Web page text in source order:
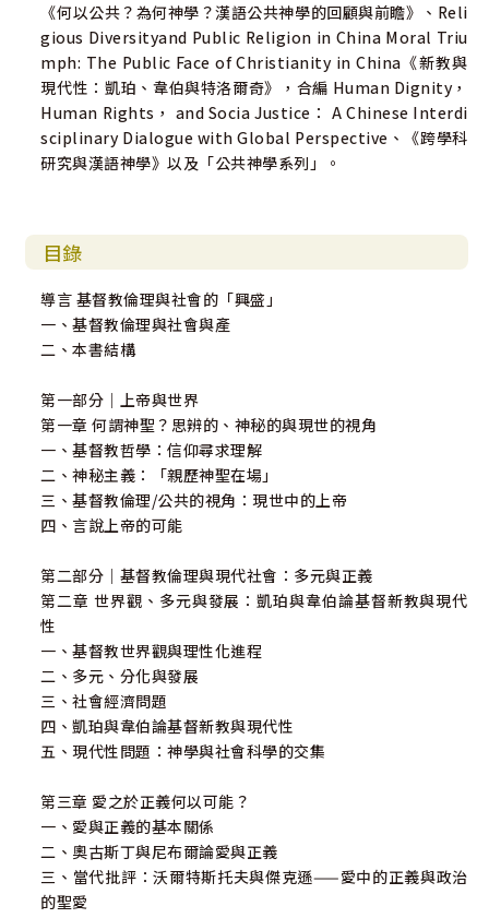
《何以公共？為何神學？漢語公共神學的回顧與前瞻》、Reli
gious Diversityand Public Religion in China Moral Triu
mph: The Public Face of Christianity in China《新教與
現代性：凱珀、韋伯與特洛爾奇》，合編 Human Dignity，
Human Rights， and Socia Justice： A Chinese Interdi
sciplinary Dialogue with Global Perspective、《跨學科
研究與漢語神學》以及「公共神學系列」。
目錄
導言 基督教倫理與社會的「興盛」
一、基督教倫理與社會與產
二、本書結構
第一部分｜上帝與世界
第一章 何謂神聖？思辨的、神秘的與現世的視角
一、基督教哲學：信仰尋求理解
二、神秘主義：「親歷神聖在場」
三、基督教倫理/公共的視角：現世中的上帝
四、言說上帝的可能
第二部分｜基督教倫理與現代社會：多元與正義
第二章 世界觀、多元與發展：凱珀與韋伯論基督新教與現代
性
一、基督教世界觀與理性化進程
二、多元、分化與發展
三、社會經濟問題
四、凱珀與韋伯論基督新教與現代性
五、現代性問題：神學與社會科學的交集
第三章 愛之於正義何以可能？
一、愛與正義的基本關係
二、奧古斯丁與尼布爾論愛與正義
三、當代批評：沃爾特斯托夫與傑克遜——愛中的正義與政治
的聖愛